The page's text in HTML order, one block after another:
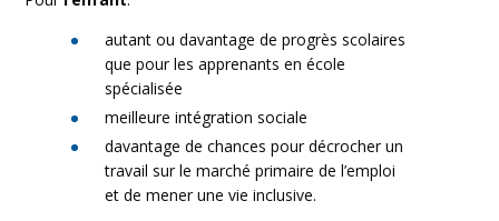
autant ou davantage de progrès scolaires
que pour les apprenants en école
spécialisée
meilleure intégration sociale
davantage de chances pour décrocher un
travail sur le marché primaire de l’emploi
et de mener une vie inclusive.